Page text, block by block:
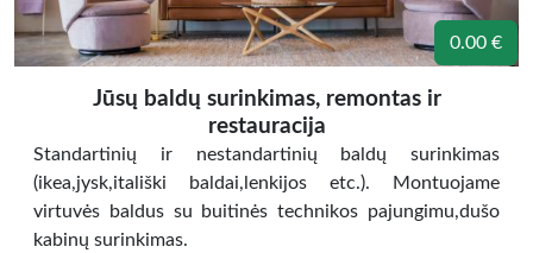
0.00 €
Jūsų baldų surinkimas, remontas ir
restauracija
Standartinių ir nestandartinių baldų surinkimas
(ikea,jysk,itališki baldai,lenkijos etc.). Montuojame
virtuvės baldus su buitinės technikos pajungimu,dušo
kabinų surinkimas.